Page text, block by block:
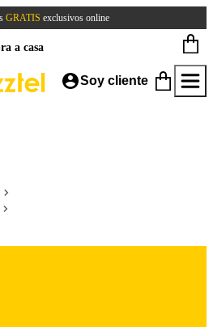
GRATIS exclusivos online
a casa
Soy cliente